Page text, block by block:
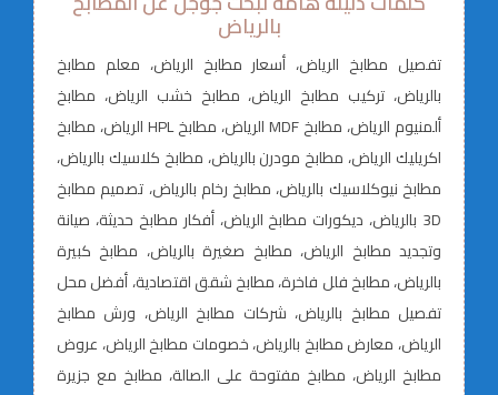
بالرياض
تفصيل مطابخ الرياض، أسعار مطابخ الرياض، معلم مطابخ
بالرياض، تركيب مطابخ الرياض، مطابخ خشب الرياض، مطابخ
ألمنيوم الرياض، مطابخ MDF الرياض، مطابخ HPL الرياض، مطابخ
اكريليك الرياض، مطابخ مودرن بالرياض، مطابخ كلاسيك بالرياض،
مطابخ نيوكلاسيك بالرياض، مطابخ رخام بالرياض، تصميم مطابخ
3D بالرياض، ديكورات مطابخ الرياض، أفكار مطابخ حديثة، صيانة
وتجديد مطابخ الرياض، مطابخ صغيرة بالرياض، مطابخ كبيرة
بالرياض، مطابخ فلل فاخرة، مطابخ شقق اقتصادية، أفضل محل
تفصيل مطابخ بالرياض، شركات مطابخ الرياض، ورش مطابخ
الرياض، معارض مطابخ بالرياض، خصومات مطابخ الرياض، عروض
مطابخ الرياض، مطابخ مفتوحة على الصالة، مطابخ مع جزيرة